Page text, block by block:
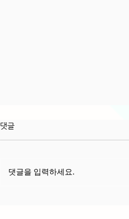
2026년 재미난청춘세상 시즌
1.5 운영 계획
강화 2. 운영 방법 : 재청세인에게 필
댓글
댓글을 입력하세요.